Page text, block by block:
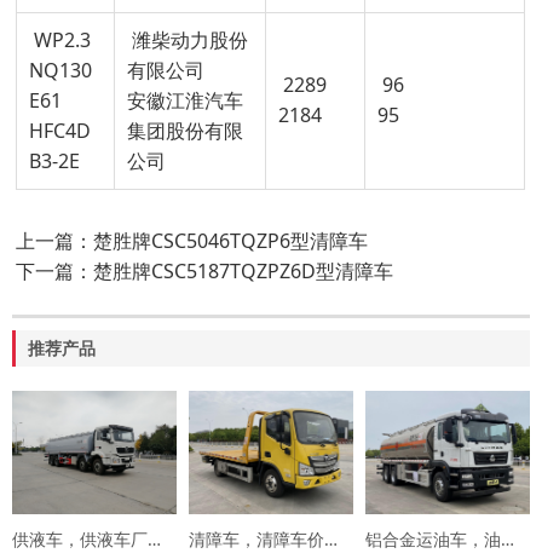
WP2.3
NQ130
E61
HFC4D
B3-2E
潍柴动力股份
有限公司
安徽江淮汽车
集团股份有限
公司
2289
2184
96
95
上一篇：楚胜牌CSC5046TQZP6型清障车
下一篇：楚胜牌CSC5187TQZPZ6D型清障车
推荐产品
供液车，供液车厂家，专用车厂家，楚胜集团 清障车，清障车价格，楚胜集团 铝合金运油车，油罐车，楚胜汽车集团